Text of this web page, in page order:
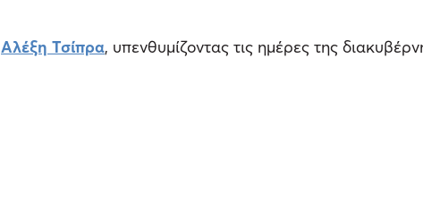
Αλέξη Τσίπρα, υπενθυμίζοντας τις ημέρες της